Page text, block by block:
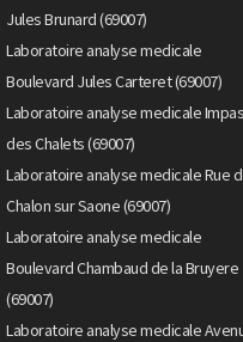
Jules Brunard (69007)
Laboratoire analyse medicale
Boulevard Jules Carteret (69007)
Laboratoire analyse medicale
des Chalets (69007)
Laboratoire analyse medicale Rue
Chalon sur Saone (69007)
Laboratoire analyse medicale
Boulevard Chambaud de la Bruyere
(69007)
Laboratoire analyse medicale